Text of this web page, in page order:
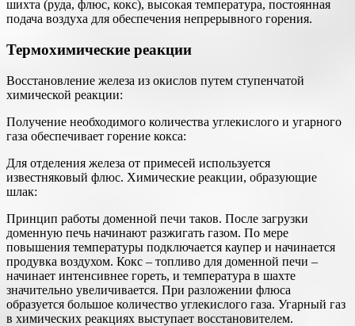
шихта (руда, флюс, кокс), высокая температура, постоянная
подача воздуха для обеспечения непрерывного горения.
Термохимические реакции
Восстановление железа из окислов путем ступенчатой
химической реакции:
Получение необходимого количества углекислого и угарного
газа обеспечивает горение кокса:
Для отделения железа от примесей используется
известняковый флюс. Химические реакции, образующие
шлак:
Принцип работы доменной печи таков. После загрузки
доменную печь начинают разжигать газом. По мере
повышения температуры подключается каупер и начинается
продувка воздухом. Кокс – топливо для доменной печи –
начинает интенсивнее гореть, и температура в шахте
значительно увеличивается. При разложении флюса
образуется большое количество углекислого газа. Угарный газ
в химических реакциях выступает восстановителем.